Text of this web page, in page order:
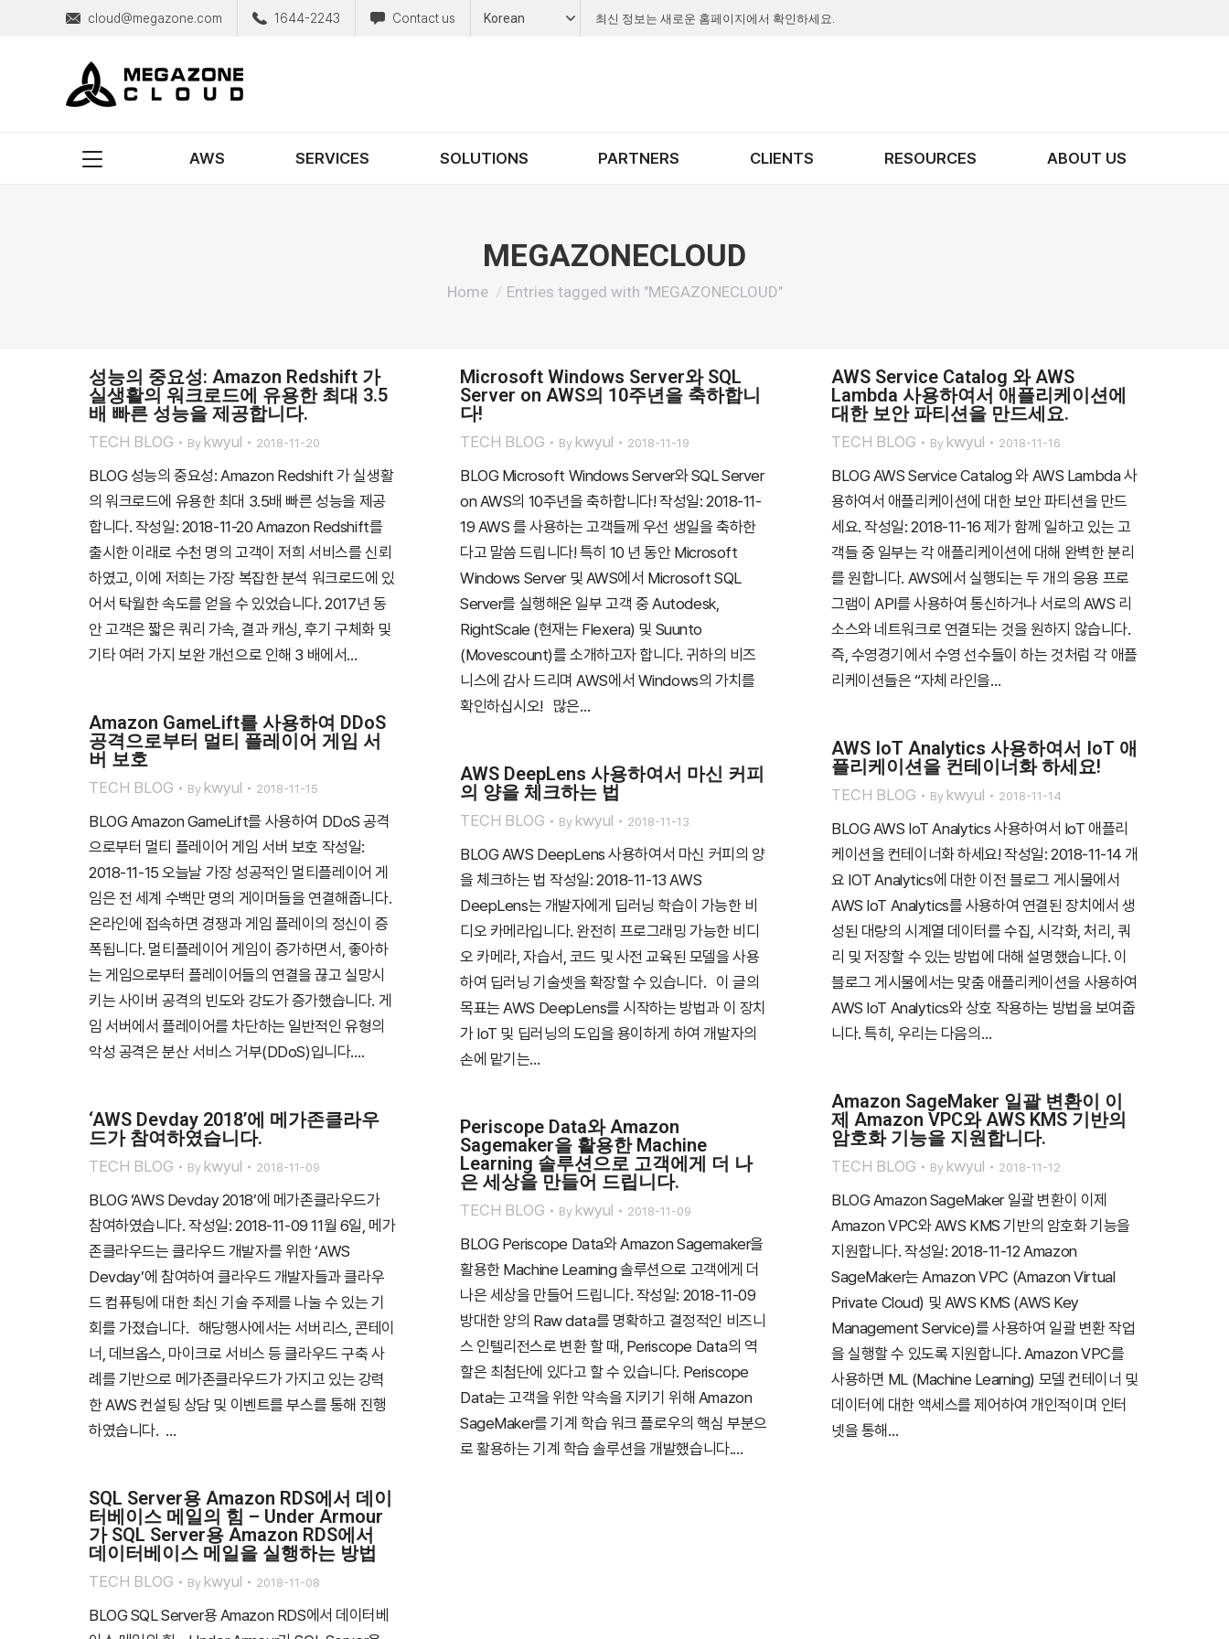
cloud@megazone.com 1644-2243 Contact us Korean 최신 정보는 새로운 홈페이지에서 확인하세요.
MegazoneCloud
디지털 전문 기업, 메가존클라우드
AWS SERVICES SOLUTIONS PARTNERS CLIENTS RESOURCES ABOUT US
MEGAZONECLOUD
You are here:
Home Entries tagged with "MEGAZONECLOUD"
성능의 중요성: Amazon Redshift 가
실생활의 워크로드에 유용한 최대 3.5
배 빠른 성능을 제공합니다.
TECH BLOG By kwyul 2018-11-20
BLOG 성능의 중요성: Amazon Redshift 가 실생활
의 워크로드에 유용한 최대 3.5배 빠른 성능을 제공
합니다. 작성일: 2018-11-20 Amazon Redshift를
출시한 이래로 수천 명의 고객이 저희 서비스를 신뢰
하였고, 이에 저희는 가장 복잡한 분석 워크로드에 있
어서 탁월한 속도를 얻을 수 있었습니다. 2017년 동
안 고객은 짧은 쿼리 가속, 결과 캐싱, 후기 구체화 및
기타 여러 가지 보완 개선으로 인해 3 배에서…
Microsoft Windows Server와 SQL
Server on AWS의 10주년을 축하합니
다!
TECH BLOG By kwyul 2018-11-19
BLOG Microsoft Windows Server와 SQL Server
on AWS의 10주년을 축하합니다! 작성일: 2018-11-
19 AWS 를 사용하는 고객들께 우선 생일을 축하한
다고 말씀 드립니다! 특히 10 년 동안 Microsoft
Windows Server 및 AWS에서 Microsoft SQL
Server를 실행해온 일부 고객 중 Autodesk,
RightScale (현재는 Flexera) 및 Suunto
(Movescount)를 소개하고자 합니다. 귀하의 비즈
니스에 감사 드리며 AWS에서 Windows의 가치를
확인하십시오! 많은…
AWS Service Catalog 와 AWS
Lambda 사용하여서 애플리케이션에
대한 보안 파티션을 만드세요.
TECH BLOG By kwyul 2018-11-16
BLOG AWS Service Catalog 와 AWS Lambda 사
용하여서 애플리케이션에 대한 보안 파티션을 만드
세요. 작성일: 2018-11-16 제가 함께 일하고 있는 고
객들 중 일부는 각 애플리케이션에 대해 완벽한 분리
를 원합니다. AWS에서 실행되는 두 개의 응용 프로
그램이 API를 사용하여 통신하거나 서로의 AWS 리
소스와 네트워크로 연결되는 것을 원하지 않습니다.
즉, 수영경기에서 수영 선수들이 하는 것처럼 각 애플
리케이션들은 “자체 라인을…
Amazon GameLift를 사용하여 DDoS
공격으로부터 멀티 플레이어 게임 서
버 보호
TECH BLOG By kwyul 2018-11-15
BLOG Amazon GameLift를 사용하여 DDoS 공격
으로부터 멀티 플레이어 게임 서버 보호 작성일:
2018-11-15 오늘날 가장 성공적인 멀티플레이어 게
임은 전 세계 수백만 명의 게이머들을 연결해줍니다.
온라인에 접속하면 경쟁과 게임 플레이의 정신이 증
폭됩니다. 멀티플레이어 게임이 증가하면서, 좋아하
는 게임으로부터 플레이어들의 연결을 끊고 실망시
키는 사이버 공격의 빈도와 강도가 증가했습니다. 게
임 서버에서 플레이어를 차단하는 일반적인 유형의
악성 공격은 분산 서비스 거부(DDoS)입니다.…
AWS IoT Analytics 사용하여서 IoT 애
플리케이션을 컨테이너화 하세요!
TECH BLOG By kwyul 2018-11-14
BLOG AWS IoT Analytics 사용하여서 IoT 애플리
케이션을 컨테이너화 하세요! 작성일: 2018-11-14 개
요 IOT Analytics에 대한 이전 블로그 게시물에서
AWS IoT Analytics를 사용하여 연결된 장치에서 생
성된 대량의 시계열 데이터를 수집, 시각화, 처리, 쿼
리 및 저장할 수 있는 방법에 대해 설명했습니다. 이
블로그 게시물에서는 맞춤 애플리케이션을 사용하여
AWS IoT Analytics와 상호 작용하는 방법을 보여줍
니다. 특히, 우리는 다음의…
AWS DeepLens 사용하여서 마신 커피
의 양을 체크하는 법
TECH BLOG By kwyul 2018-11-13
BLOG AWS DeepLens 사용하여서 마신 커피의 양
을 체크하는 법 작성일: 2018-11-13 AWS
DeepLens는 개발자에게 딥러닝 학습이 가능한 비
디오 카메라입니다. 완전히 프로그래밍 가능한 비디
오 카메라, 자습서, 코드 및 사전 교육된 모델을 사용
하여 딥러닝 기술셋을 확장할 수 있습니다. 이 글의
목표는 AWS DeepLens를 시작하는 방법과 이 장치
가 IoT 및 딥러닝의 도입을 용이하게 하여 개발자의
손에 맡기는…
Amazon SageMaker 일괄 변환이 이
제 Amazon VPC와 AWS KMS 기반의
암호화 기능을 지원합니다.
TECH BLOG By kwyul 2018-11-12
BLOG Amazon SageMaker 일괄 변환이 이제
Amazon VPC와 AWS KMS 기반의 암호화 기능을
지원합니다. 작성일: 2018-11-12 Amazon
SageMaker는 Amazon VPC (Amazon Virtual
Private Cloud) 및 AWS KMS (AWS Key
Management Service)를 사용하여 일괄 변환 작업
을 실행할 수 있도록 지원합니다. Amazon VPC를
사용하면 ML (Machine Learning) 모델 컨테이너 및
데이터에 대한 액세스를 제어하여 개인적이며 인터
넷을 통해…
‘AWS Devday 2018’에 메가존클라우
드가 참여하였습니다.
TECH BLOG By kwyul 2018-11-09
BLOG ‘AWS Devday 2018’에 메가존클라우드가
참여하였습니다. 작성일: 2018-11-09 11월 6일, 메가
존클라우드는 클라우드 개발자를 위한 ‘AWS
Devday’에 참여하여 클라우드 개발자들과 클라우
드 컴퓨팅에 대한 최신 기술 주제를 나눌 수 있는 기
회를 가졌습니다. 해당행사에서는 서버리스, 콘테이
너, 데브옵스, 마이크로 서비스 등 클라우드 구축 사
례를 기반으로 메가존클라우드가 가지고 있는 강력
한 AWS 컨설팅 상담 및 이벤트를 부스를 통해 진행
하였습니다. …
Periscope Data와 Amazon
Sagemaker을 활용한 Machine
Learning 솔루션으로 고객에게 더 나
은 세상을 만들어 드립니다.
TECH BLOG By kwyul 2018-11-09
BLOG Periscope Data와 Amazon Sagemaker을
활용한 Machine Learning 솔루션으로 고객에게 더
나은 세상을 만들어 드립니다. 작성일: 2018-11-09
방대한 양의 Raw data를 명확하고 결정적인 비즈니
스 인텔리전스로 변환 할 때, Periscope Data의 역
할은 최첨단에 있다고 할 수 있습니다. Periscope
Data는 고객을 위한 약속을 지키기 위해 Amazon
SageMaker를 기계 학습 워크 플로우의 핵심 부분으
로 활용하는 기계 학습 솔루션을 개발했습니다.…
SQL Server용 Amazon RDS에서 데이
터베이스 메일의 힘 – Under Armour
가 SQL Server용 Amazon RDS에서
데이터베이스 메일을 실행하는 방법
TECH BLOG By kwyul 2018-11-08
BLOG SQL Server용 Amazon RDS에서 데이터베